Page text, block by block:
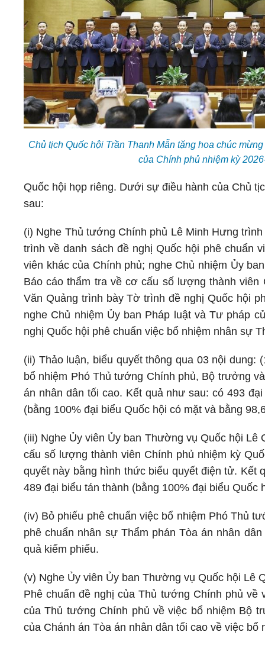
Chủ tịch Quốc hội Trần Thanh Mẫn tặng hoa chúc
của Chính phủ nhiệm kỳ
Quốc hội họp riêng. Dưới sự điều hành của Chủ
sau:
(i) Nghe Thủ tướng Chính phủ Lê Minh Hưng
trình về danh sách đề nghị Quốc hội phê chuẩn
viên khác của Chính phủ; nghe Chủ nhiệm Ủy
Báo cáo thẩm tra về cơ cấu số lượng thành
Văn Quảng trình bày Tờ trình đề nghị Quốc hội
nghe Chủ nhiệm Ủy ban Pháp luật và Tư pháp
nghị Quốc hội phê chuẩn việc bổ nhiệm nhân sự
(ii) Thảo luận, biểu quyết thông qua 03 nội
bổ nhiệm Phó Thủ tướng Chính phủ, Bộ trưởng
án nhân dân tối cao. Kết quả như sau: có 493
(bằng 100% đại biểu Quốc hội có mặt và bằng
(iii) Nghe Ủy viên Ủy ban Thường vụ Quốc hội
cấu số lượng thành viên Chính phủ nhiệm kỳ
quyết này bằng hình thức biểu quyết điện tử. Kết
489 đại biểu tán thành (bằng 100% đại biểu
(iv) Bỏ phiếu phê chuẩn việc bổ nhiệm Phó Thủ
phê chuẩn nhân sự Thẩm phán Tòa án nhân
quả kiểm phiếu.
(v) Nghe Ủy viên Ủy ban Thường vụ Quốc hội Lê
Phê chuẩn đề nghị của Thủ tướng Chính phủ
của Thủ tướng Chính phủ về việc bổ nhiệm Bộ
của Chánh án Tòa án nhân dân tối cao về việc